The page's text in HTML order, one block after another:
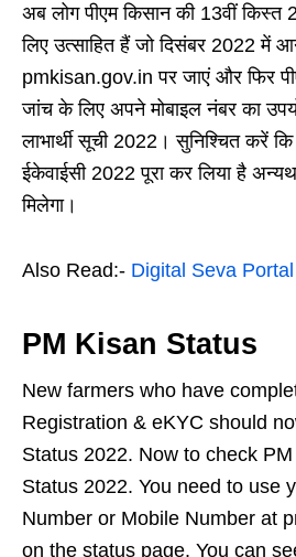
अब लोग पीएम किसान की 13वीं
लिए उत्साहित हैं जो दिसंबर 2022 में
pmkisan.gov.in पर जाएं और फिर
जांच के लिए अपने मोबाइल नंबर का
लाभार्थी सूची 2022। सुनिश्चित करें
ईकेवाईसी 2022 पूरा कर लिया है
मिलेगा।
Also Read:- Digital Seva
PM Kisan Status
New farmers who have
Registration & eKYC should
Status 2022. Now to check
Status 2022. You need to use
Number or Mobile Number at
on the status page. You can